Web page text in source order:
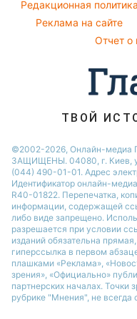
Кейт Миддлтон
Алла Пугачева
Погода на завтра
Пылевая буря
Редакционная политика
Реклама на сайте
Отчет о
ТВОЙ
©2002-2026, Онлайн-медиа
ЗАЩИЩЕНЫ. 04080, г. Киев,
(044) 490-01-01. Адрес
Идентификатор онлайн-
R40-01822. Перепечатка,
информации, содержащей
либо виде запрещено.
разрешается при условии
изданий обязательна
гиперссылка в первом
плашками «Реклама»,
зрения», «Официально»
партнерских началах. Точки
рубрике "Мнения", не